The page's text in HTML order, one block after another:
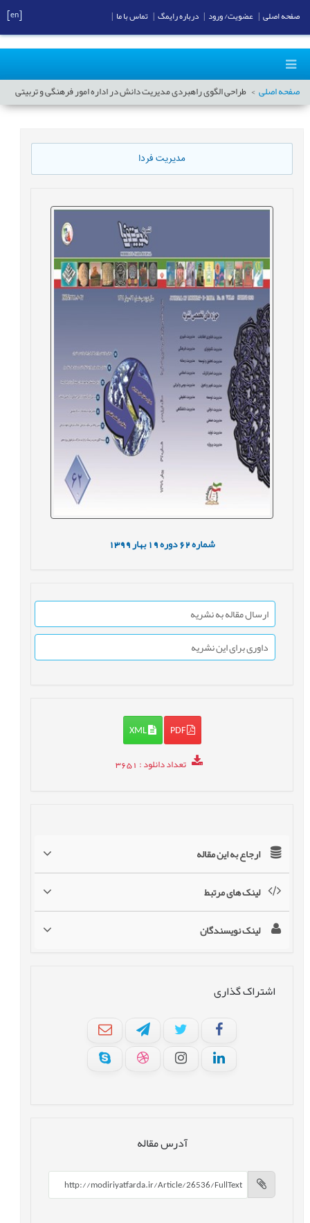
صفحه اصلی طراحی الگوی راهبردی مدیریت دانش در اداره امور فرهنگی و تربیتی
مدیریت فردا
شماره62 دوره19 بهار1399
ارسال مقاله به نشریه
داوری برای این نشریه
PDF
XML
تعداد دانلود: 3651
ارجاع به این مقاله
لینک های مرتبط
لینک نویسندگان
اشتراک گذاری
آدرس مقاله
صفحه اصلی عضویت/ ورود درباره رایمگ تماس با ما